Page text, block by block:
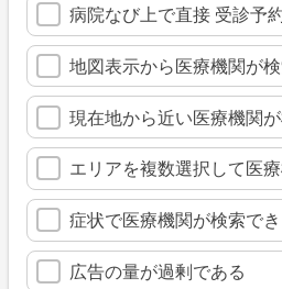
病院なび上で直接 受診予
地図表示から医療機関が
現在地から近い医療機関
エリアを複数選択して医
症状で医療機関が検索で
広告の量が過剰である